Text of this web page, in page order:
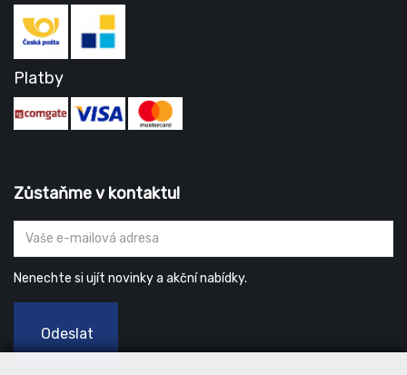
Platby
Zůstaňme v kontaktu!
Nenechte si ujít novinky a akční nabídky.
Odeslat